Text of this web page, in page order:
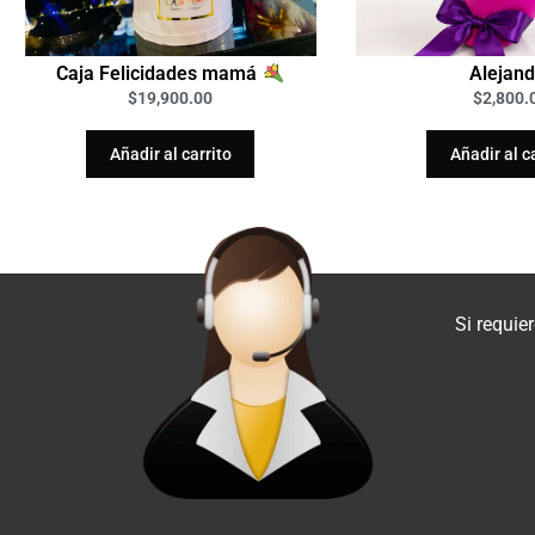
Caja Felicidades mamá
$19,900.00
Añadir al carrito
$
Añadir al
Si